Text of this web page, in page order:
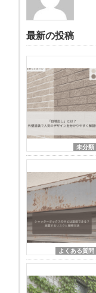
最新の投稿
未分類
よくある質問